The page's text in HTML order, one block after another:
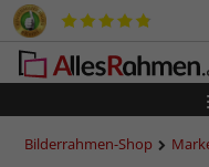
Bilderrahmen-Shop